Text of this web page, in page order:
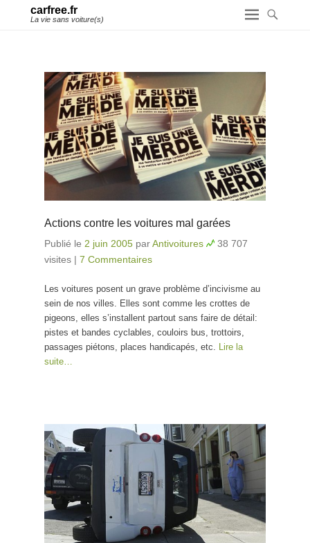
carfree.fr
La vie sans voiture(s)
Actions contre les voitures mal garées
Publié le 2 juin 2005 parAntivoitures
38 707
visites | 7 Commentaires
Les voitures posent un grave problème d’incivisme au
sein de nos villes. Elles sont comme les crottes de
pigeons, elles s’installent partout sans faire de détail:
pistes et bandes cyclables, couloirs bus, trottoirs,
passages piétons, places handicapés, etc. Lire la
suite…